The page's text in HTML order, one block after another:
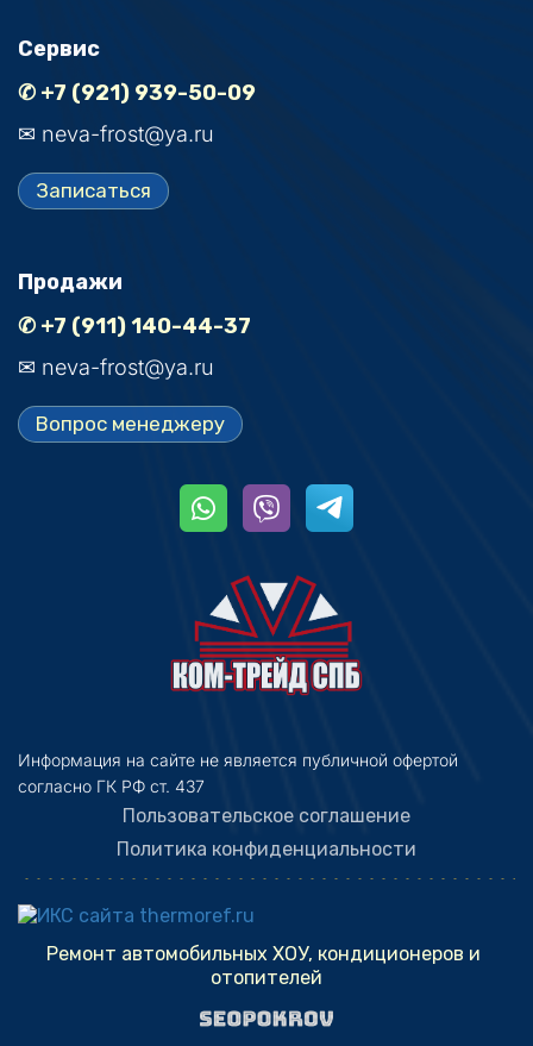
Сервис
✆ +7 (921) 939-50-09
✉ neva-frost@ya.ru
Записаться
Продажи
✆ +7 (911) 140-44-37
✉ neva-frost@ya.ru
Вопрос менеджеру
Информация на сайте не является публичной офертой
согласно ГК РФ ст. 437
Пользовательское соглашение
Политика конфиденциальности
Ремонт автомобильных ХОУ, кондиционеров и
отопителей